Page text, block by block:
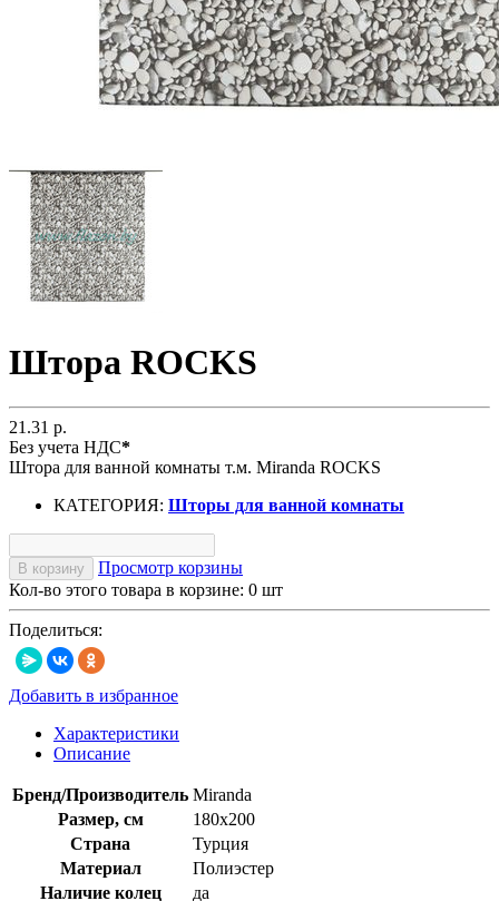
Штора ROCKS
21.31 р.
Без учета НДС*
Штора для ванной комнаты т.м. Miranda ROCKS
КАТЕГОРИЯ: Шторы для ванной комнаты
В корзину
Просмотр корзины
Кол-во этого товара в корзине: 0 шт
Поделиться:
Добавить в избранное
Характеристики
Описание
Бренд/Производитель Miranda
Размер, см
180х200
Страна
Турция
Материал
Полиэстер
Наличие колец
да